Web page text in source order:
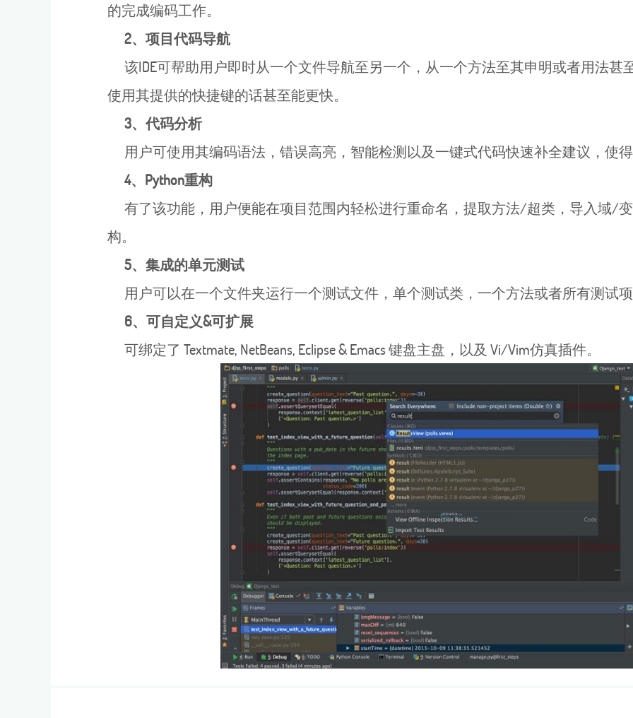
的完成编码工作。
2、项目代码导航
该IDE可帮助用户即时从一个文件导航至另一个，从一个方法至其申明或者用法甚
使用其提供的快捷键的话甚至能更快。
3、代码分析
用户可使用其编码语法，错误高亮，智能检测以及一键式代码快速补全建议，使
4、Python重构
有了该功能，用户便能在项目范围内轻松进行重命名，提取方法/超类，导入域/
构。
5、集成的单元测试
用户可以在一个文件夹运行一个测试文件，单个测试类，一个方法或者所有测试
6、可自定义&可扩展
可绑定了 Textmate, NetBeans, Eclipse & Emacs 键盘主盘，以及 Vi/Vim仿真插件。